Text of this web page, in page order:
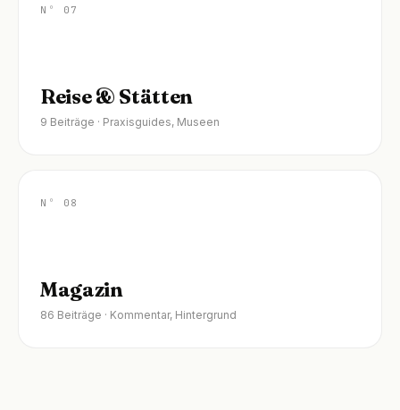
Nº 07
Reise & Stätten
9 Beiträge · Praxisguides, Museen
Nº 08
Magazin
86 Beiträge · Kommentar, Hintergrund